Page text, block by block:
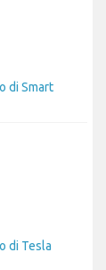
di Smart
di Tesla